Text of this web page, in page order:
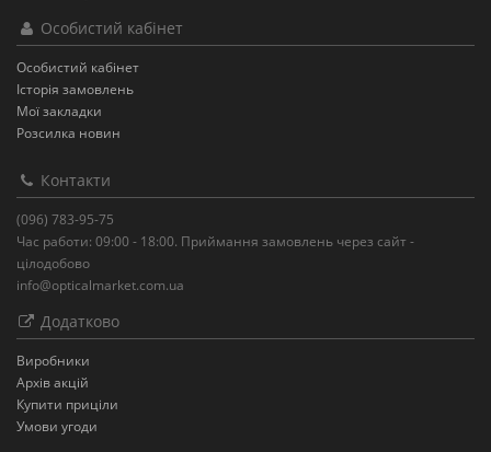
Особистий кабінет
Особистий кабінет
Історія замовлень
Мої закладки
Розсилка новин
Контакти
(096) 783-95-75
Час работи: 09:00 - 18:00. Приймання замовлень через сайт -
цілодобово
info@opticalmarket.com.ua
Додатково
Виробники
Архів акцій
Купити приціли
Умови угоди